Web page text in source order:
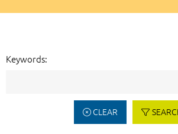
Keywords:
CLEAR